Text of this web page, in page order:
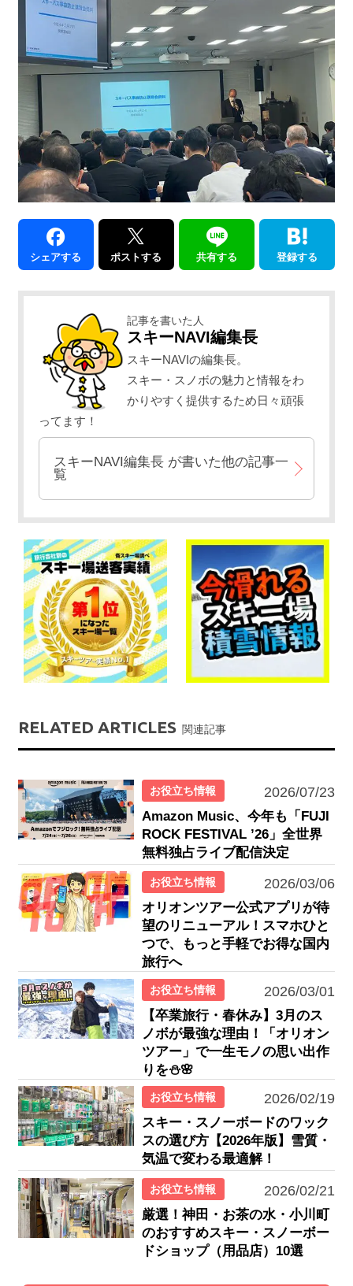
シェアする ポストする 共有する 登録する
記事を書いた人
スキーNAVI編集長
スキーNAVIの編集長。
スキー・スノボの魅力と情報をわ
かりやすく提供するため日々頑張
ってます！
スキーNAVI編集長 が書いた他の記事一
覧
RELATED ARTICLES 関連記事
お役立ち情報 2026/07/23
Amazon Music、今年も「FUJI
ROCK FESTIVAL ’26」全世界
無料独占ライブ配信決定
お役立ち情報 2026/03/06
オリオンツアー公式アプリが待
望のリニューアル！スマホひと
つで、もっと手軽でお得な国内
旅行へ
お役立ち情報 2026/03/01
【卒業旅行・春休み】3月のス
ノボが最強な理由！「オリオン
ツアー」で一生モノの思い出作
りを⛄🌸
お役立ち情報 2026/02/19
スキー・スノーボードのワック
スの選び方【2026年版】雪質・
気温で変わる最適解！
お役立ち情報 2026/02/21
厳選！神田・お茶の水・小川町
のおすすめスキー・スノーボー
ドショップ（用品店）10選